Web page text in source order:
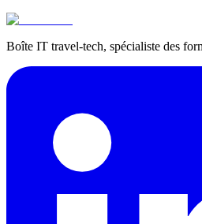
Boîte IT travel-tech, spécialiste des